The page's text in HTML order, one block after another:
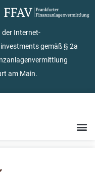
der Internet-
gemäß § 2a
am Main.